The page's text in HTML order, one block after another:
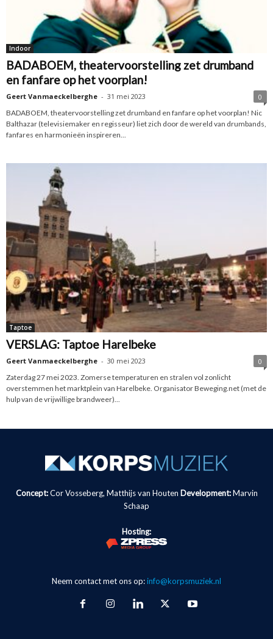
Indoor
BADABOEM, theatervoorstelling zet drumband
en fanfare op het voorplan!
Geert Vanmaeckelberghe - 31 mei 2023
0
BADABOEM, theatervoorstelling zet drumband en fanfare op het voorplan! Nic
Balthazar (televisiemaker en regisseur) liet zich door de wereld van drumbands,
fanfares en harmonieën inspireren...
Taptoe
VERSLAG: Taptoe Harelbeke
Geert Vanmaeckelberghe - 30 mei 2023
0
Zaterdag 27 mei 2023. Zomerse temperaturen en stralen vol zonlicht
overstemmen het marktplein van Harelbeke. Organisator Beweging.net (met de
hulp van de vrijwillige brandweer)...
Concept:Cor Vosseberg, Matthijs van Houten Development: Marvin
Schaap
Hosting:
Neem contact met ons op:info@korpsmuziek.nl